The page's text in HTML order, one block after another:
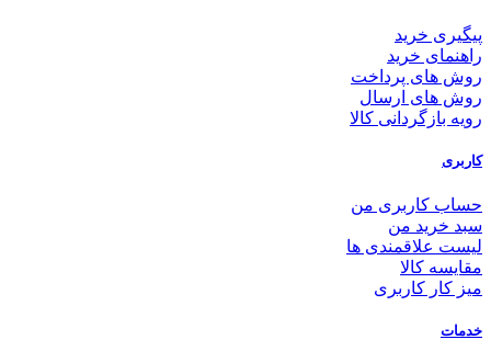
پیگیری خرید
راهنمای خرید
روش های پرداخت
روش های ارسال
رویه بازگردانی کالا
کاربری
حساب کاربری من
سبد خرید من
لیست علاقمندی ها
مقایسه کالا
میز کار کاربری
خدمات